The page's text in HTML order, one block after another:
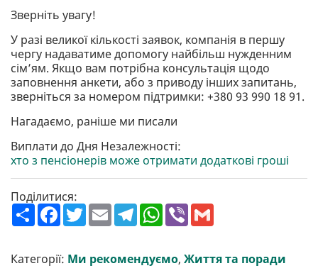
Зверніть увагу!
У разі великої кількості заявок, компанія в першу
чергу надаватиме допомогу найбільш нужденним
сім’ям. Якщо вам потрібна консультація щодо
заповнення анкети, або з приводу інших запитань,
зверніться за номером підтримки: +380 93 990 18 91.
Нагадаємо, раніше ми писали
Виплати до Дня Незалежності:
хто з пенсіонерів може отримати додаткові гроші
Поділитися:
П
о
р
и
F
a
b
o
T
w
e
E
m
l
T
e
g
r
W
h
s
A
V
r l
Категорії: Ми рекомендуємо, Життя та поради